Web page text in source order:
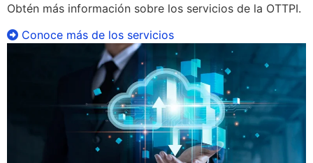
Obtén más información sobre los servicios de la OTTPI.
Conoce más de los servicios